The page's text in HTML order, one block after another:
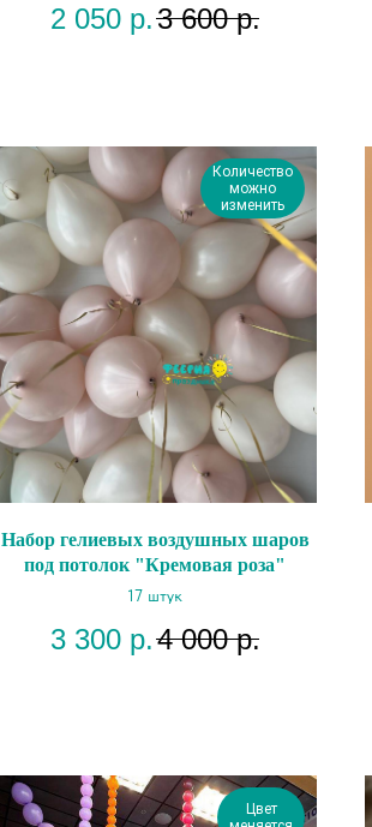
2 050 р.3 600 р.
Количество
можно
изменить
Набор гелиевых воздушных шаров
под потолок "Кремовая роза"
17 штук
3 300 р.4 000 р.
Цвет